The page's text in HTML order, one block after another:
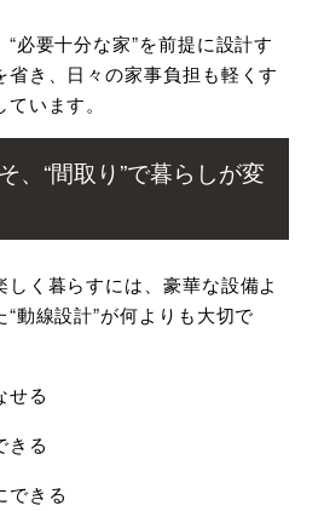
必要十分な家”を前提に設計す
省き、日々の家事負担も軽くす
います。
、“間取り”で暮らしが変
く暮らすには、豪華な設備よ
動線設計”が何よりも大切で
せる
きる
できる